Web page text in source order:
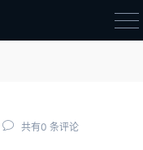
共有0 条评论